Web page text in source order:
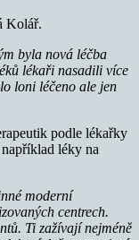
Kolář.
byla nová léčba
lékaři nasadili více
loni léčeno ale jen
podle lékařky
léky na
moderní
centrech.
Ti zažívají nejméně